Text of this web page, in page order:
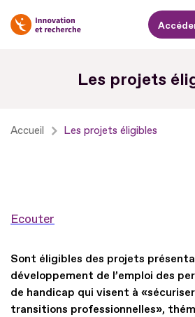
Aller
Les projets
Accueil Les projets éligibles
Ecouter
Sont éligibles des projets
développement de l’emploi des
de handicap qui visent à
transitions professionnelles»,